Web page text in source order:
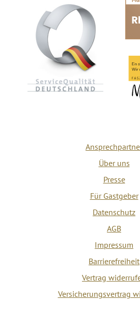
Über uns
Presse
Für Gastgeber
Datenschutz
AGB
Impressum
Barrierefreiheit
Vertrag
Versicherungsvertrag